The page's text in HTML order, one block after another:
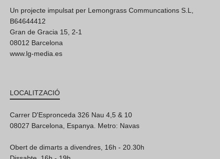
Un projecte impulsat per Lemongrass Communcations S.L,
B64644412
Gran de Gracia 15, 2-1
08012 Barcelona
www.lg-media.es
LOCALITZACIÓ
Carrer D'Espronceda 326 Nau 4,5 & 10
08027 Barcelona, Espanya. Metro: Navas
Obert de dimarts a divendres, 16h - 20.30h